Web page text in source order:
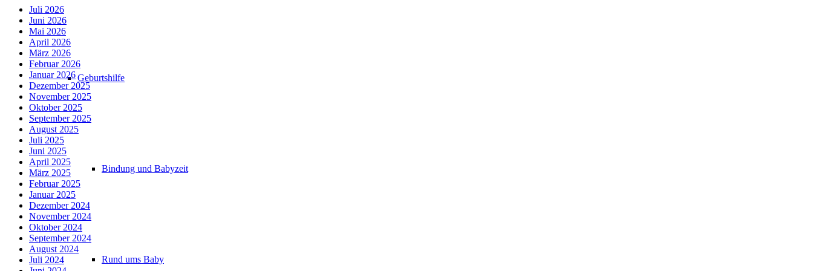
Geburtshilfe
Bindung und Babyzeit
Rund ums Baby
Juli 2026
Juni 2026
Mai 2026
April 2026
März 2026
Februar 2026
Januar 2026
Dezember 2025
November 2025
Oktober 2025
September 2025
August 2025
Juli 2025
Juni 2025
April 2025
März 2025
Februar 2025
Januar 2025
Dezember 2024
November 2024
Oktober 2024
September 2024
August 2024
Juli 2024